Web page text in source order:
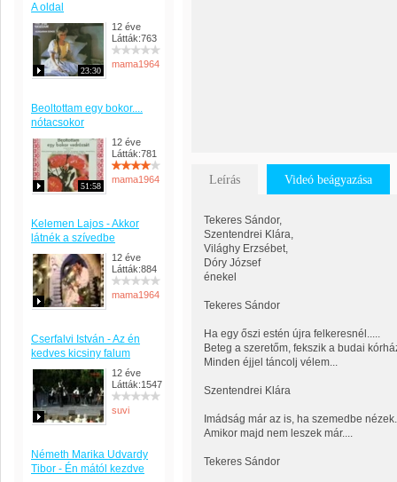
A oldal
23:30
12 éve
Látták:763
mama1964
Beoltottam egy bokor....
nótacsokor
51:58
12 éve
Látták:781
mama1964
Kelemen Lajos - Akkor
látnék a szívedbe
12 éve
Látták:884
mama1964
Cserfalvi István - Az én
kedves kicsiny falum
12 éve
Látták:1547
suvi
Németh Marika Udvardy
Tibor - Én mától kezdve
Leírás Videó beágyazása
Tekeres Sándor,
Szentendrei Klára,
Világhy Erzsébet,
Dóry József
énekel
Tekeres Sándor
Ha egy őszi estén újra felkeresnél.....
Beteg a szeretőm, fekszik a budai
Minden éjjel táncolj vélem...
Szentendrei Klára
Imádság már az is, ha szemedbe
Amikor majd nem leszek már....
Tekeres Sándor